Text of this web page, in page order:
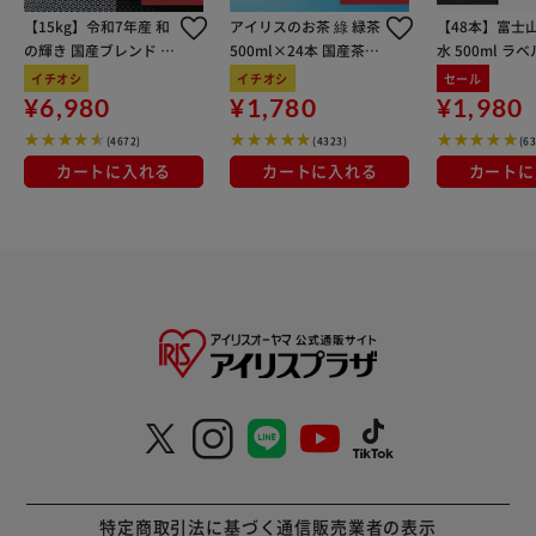
【15kg】令和7年産 和
の輝き 国産ブレンド 5
kg×3袋
イチオシ
¥6,980
(4672)
カートに入れる
アイリスのお茶 綠 緑茶
500ml×24本 国産茶葉
100％使用
イチオシ
¥1,780
(4323)
カートに入れる
【48本】富士
水 500ml ラベ
セール
¥1,980
カート
特定商取引法に基づく通信販売業者の表示